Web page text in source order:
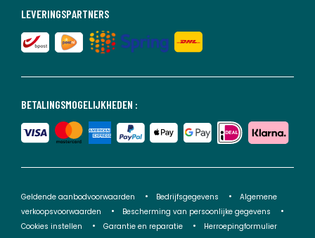
BETALINGSMOGELIJKHEDEN :
LEVERINGSPARTNERS
Geldende aanbodvoorwaarden Bedrijfsgegevens
Algemene
verkoopsvoorwaarden
Bescherming van persoonlijke gegevens
Cookies instellen
Garantie en reparatie
Herroepingformulier